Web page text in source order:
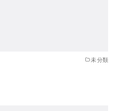
未分類